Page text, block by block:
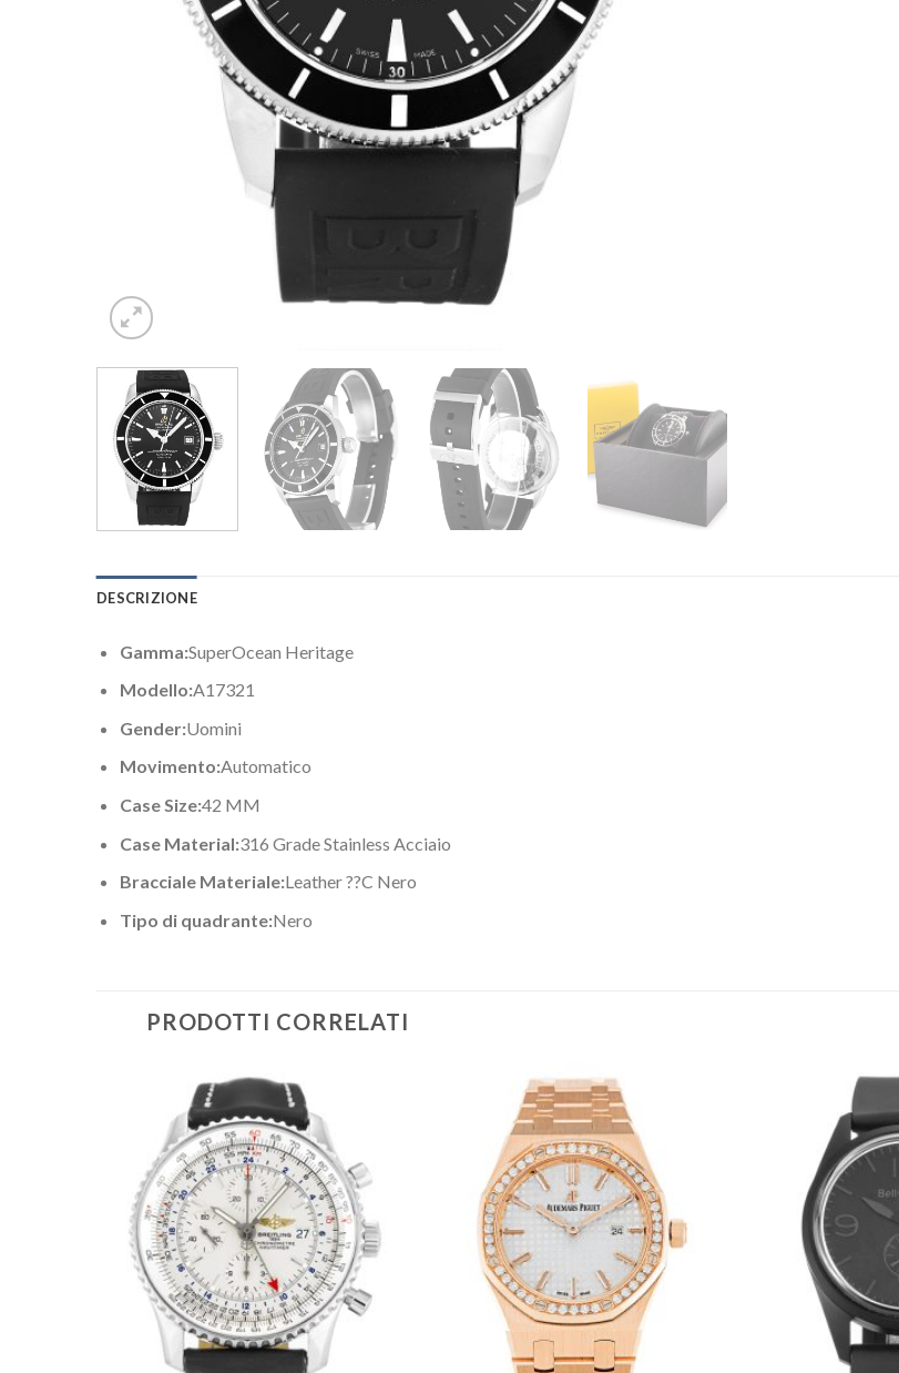
DESCRIZIONE
Gamma:SuperOcean Heritage
Modello:A17321
Gender:Uomini
Movimento:Automatico
Case Size:42 MM
Case Material:316 Grade Stainless Acciaio
Bracciale Materiale:Leather ??C Nero
Tipo di quadrante:Nero
PRODOTTI CORRELATI